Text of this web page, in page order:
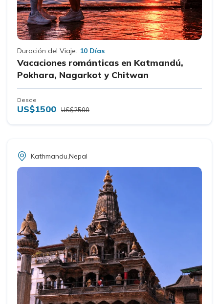
Duración del Viaje: 10 Días
Vacaciones románticas en Katmandú,
Pokhara, Nagarkot y Chitwan
Desde
US$1500 US$2500
Kathmandu,Nepal